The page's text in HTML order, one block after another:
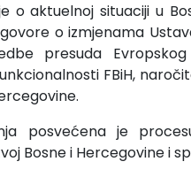
o aktuelnoj situaciji u
o izmjenama
presuda
FBiH,
posvećena je
Bosne i Hercegovine i